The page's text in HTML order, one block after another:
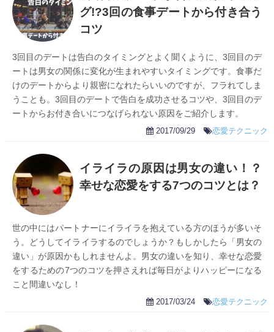
グ!?3回の食事デートから付き合う
コツ
3回目のデートは告白のタイミングとよく聞くように、3回目のデ
ートは男女の関係に変化が生まれやすいタイミングです。食事だ
けのデートからより親密になれたらいいのですが、フラれてしま
うことも。3回目のデートで告白を成功させるコツや、3回目のデ
ートからお付き合いにつなげられない原因をご紹介します。
2017/09/29 恋愛テクニック
イライラの原因は男女の違い！？
幸せな恋愛をする7つのコツとは？
世の中にはパートナーにイライラを抱えている方のほうが多いそ
う。どうしてイライラするのでしょうか？もしかしたら「男女の
違い」が原因かもしれませんよ。男女の違いを知り、幸せな恋愛
をするための7つのコツを押さえれば毎日がよりハッピーになる
こと間違いなし！
2017/03/24 恋愛テクニック